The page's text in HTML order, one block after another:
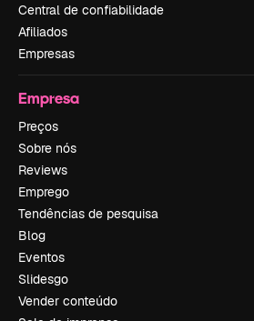
Central de confiabilidade
Afiliados
Empresas
Empresa
Preços
Sobre nós
Reviews
Emprego
Tendências de pesquisa
Blog
Eventos
Slidesgo
Vender conteúdo